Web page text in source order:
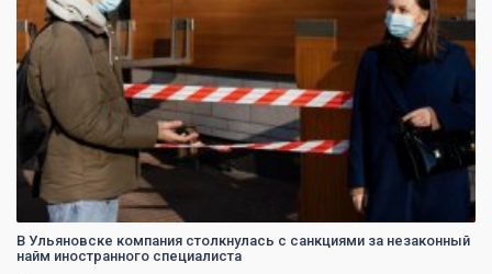
В Ульяновске компания столкнулась с санкциями за незаконный
найм иностранного специалиста